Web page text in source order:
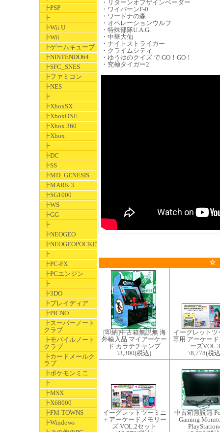
┣PSP
┣
┣Wii U
┣Wii
┣ゲームキューブ
┣NINTENDO64
┣SFC_SNES
┣ファミコン
┣NES
┣
┣XboxSX
┣XboxONE
┣Xbox 360
┣Xbox
┣
┣DC
┣SS
┣MD_GENESIS
┣MARK 3
┣SG1000
┣WS
┣GG
┣
┣NEOGEO
┣NEOGEOPOCKET
┣
┣PC-FX
┣PCエンジン
┣
┣3DO
┣プレイディア
┣PICNO
┣スーパーノート
クラブ
┣モバイルノート
クラブ
┣カードメールク
ラブ
┣ポケモンミニ
┣
┣MSX
┣X68000
┣FM-TOWNS
┣Windows
・リターンオブザインベーダー
・ワイバーンF-0
・ワードナの森
・オペレーションウルフ
・特殊部隊U.A.G.
・中華大仙
・ナイトストライカー
・クライムシティ
・ゆうゆのクイズ で GO！GO！
・究極タイガー2
☆
[即納]中古箱無説無 海
外輸入品 マイアーケー
ド カラテチャンプ
\3,300(税込)
イーグレットツ
専用 アーケー
ーズVOL.3
\8,778(税
イーグレットツーミニ
＋アーケードメモリー
ズ VOL.2セット
中古箱無説無
Gaming